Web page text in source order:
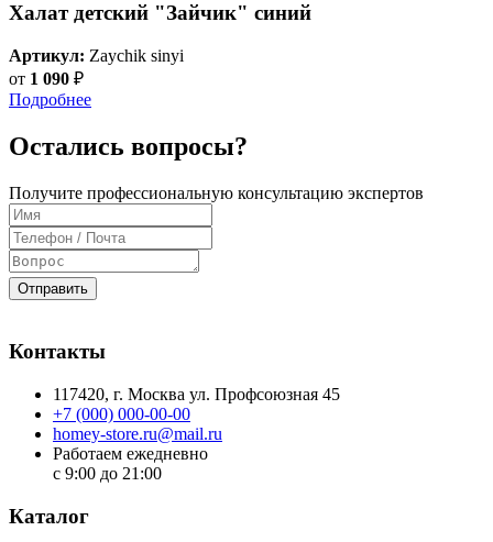
Халат детский "Зайчик" синий
Артикул: Zaychik sinyi
от 1 090 ₽
Подробнее
Остались вопросы?
Получите профессиональную консультацию экспертов
Отправить
Контакты
117420, г. Москва ул. Профсоюзная 45
+7 (000) 000-00-00
homey-store.ru@mail.ru
Работаем ежедневно
с 9:00 до 21:00
Каталог